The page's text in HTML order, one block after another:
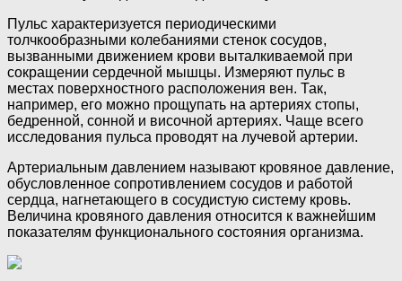
Пульс характеризуется периодическими
толчкообразными колебаниями стенок сосудов,
вызванными движением крови выталкиваемой при
сокращении сердечной мышцы. Измеряют пульс в
местах поверхностного расположения вен. Так,
например, его можно прощупать на артериях стопы,
бедренной, сонной и височной артериях. Чаще всего
исследования пульса проводят на лучевой артерии.
Артериальным давлением называют кровяное давление,
обусловленное сопротивлением сосудов и работой
сердца, нагнетающего в сосудистую систему кровь.
Величина кровяного давления относится к важнейшим
показателям функционального состояния организма.